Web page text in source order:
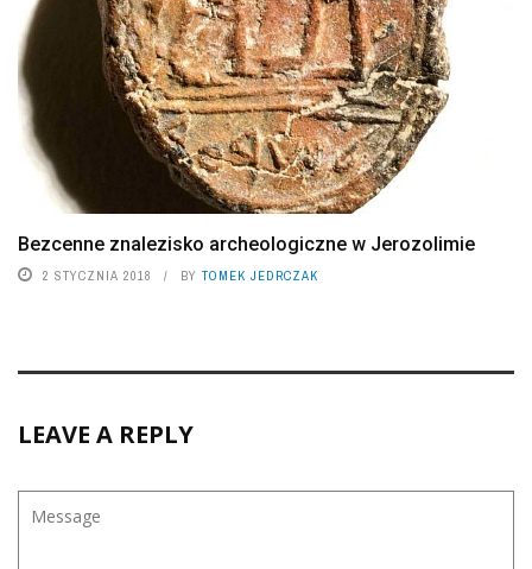
Bezcenne znalezisko archeologiczne w Jerozolimie
2 STYCZNIA 2018 BY TOMEK JEDRCZAK
LEAVE A REPLY